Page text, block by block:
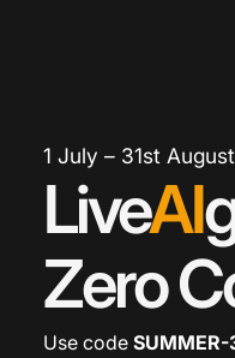
1 July – 31st
LiveAI
Zero
Use code SUMMER-